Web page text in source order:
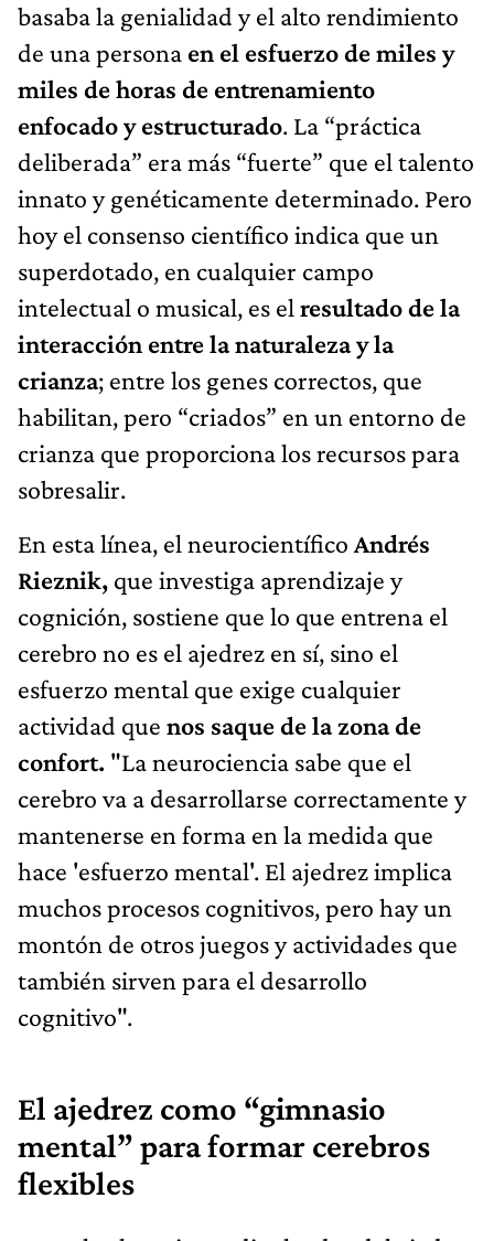
basaba la genialidad y el alto rendimiento
de una persona en el esfuerzo de miles y
miles de horas de entrenamiento
enfocado y estructurado. La “práctica
deliberada” era más “fuerte” que el talento
innato y genéticamente determinado. Pero
hoy el consenso científico indica que un
superdotado, en cualquier campo
intelectual o musical, es el resultado de la
interacción entre la naturaleza y la
crianza; entre los genes correctos, que
habilitan, pero “criados” en un entorno de
crianza que proporciona los recursos para
sobresalir.
En esta línea, el neurocientífico Andrés
Rieznik, que investiga aprendizaje y
cognición, sostiene que lo que entrena el
cerebro no es el ajedrez en sí, sino el
esfuerzo mental que exige cualquier
actividad que nos saque de la zona de
confort. "La neurociencia sabe que el
cerebro va a desarrollarse correctamente y
mantenerse en forma en la medida que
hace 'esfuerzo mental'. El ajedrez implica
muchos procesos cognitivos, pero hay un
montón de otros juegos y actividades que
también sirven para el desarrollo
cognitivo".
El ajedrez como “gimnasio
mental” para formar cerebros
flexibles